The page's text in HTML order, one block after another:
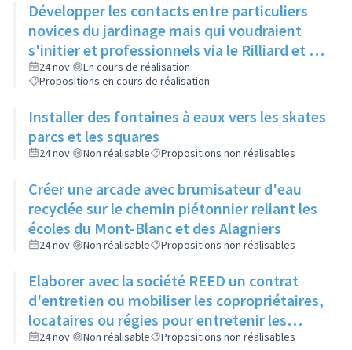
Développer les contacts entre particuliers
novices du jardinage mais qui voudraient
s'initier et professionnels via le Rilliard et la
Maison de la Vie Locale
24 nov.
En cours de réalisation
Propositions en cours de réalisation
Installer des fontaines à eaux vers les skates
parcs et les squares
24 nov. Non réalisable Propositions non réalisables
Créer une arcade avec brumisateur d'eau
recyclée sur le chemin piétonnier reliant les
écoles du Mont-Blanc et des Alagniers
24 nov. Non réalisable Propositions non réalisables
Elaborer avec la société REED un contrat
d'entretien ou mobiliser les copropriétaires,
locataires ou régies pour entretenir les
espaces verts entre bâtiments
24 nov. Non réalisable Propositions non réalisables